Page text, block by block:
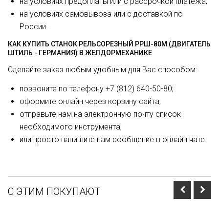
на условиях самовывоза или с доставкой по
России.
КАК КУПИТЬ СТАНОК РЕЛЬСОРЕЗНЫЙ РРШ-80М (ДВИГАТЕЛЬ
ШТИЛЬ - ГЕРМАНИЯ) В ЖЕЛДОРМЕХАНИКЕ
Сделайте заказ любым удобным для Вас способом:
позвоните по телефону +7 (812) 640-50-80;
оформите онлайн через корзину сайта;
отправьте нам на электронную почту список
необходимого инструмента;
или просто напишите нам сообщение в онлайн чате.
С ЭТИМ ПОКУПАЮТ